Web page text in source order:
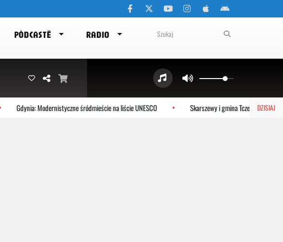
PÒDCASTË RADIO
DZISIAJ
Gdynia: Modernistyczne śródmieście na liście UNESCO Skarszewy i gmina Tczew dołączają do